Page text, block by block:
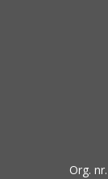
Org.